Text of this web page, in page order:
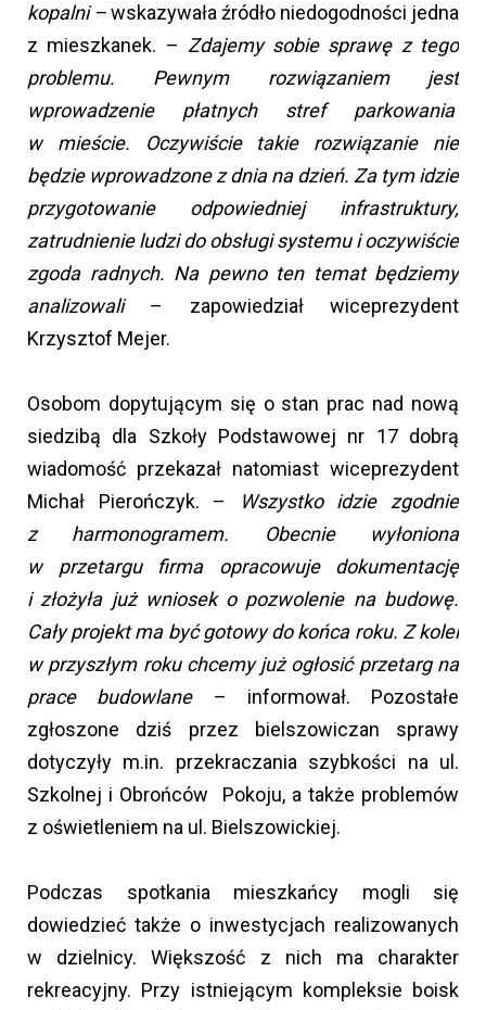
kopalni –wskazywała źródło niedogodności jedna
z mieszkanek. – Zdajemy sobie sprawę z tego
problemu. Pewnym rozwiązaniem jest
wprowadzenie płatnych stref parkowania
w mieście. Oczywiście takie rozwiązanie nie
będzie wprowadzone z dnia na dzień. Za tym idzie
przygotowanie odpowiedniej infrastruktury,
zatrudnienie ludzi do obsługi systemu i oczywiście
zgoda radnych. Na pewno ten temat będziemy
analizowali – zapowiedział wiceprezydent
Krzysztof Mejer.
Osobom dopytującym się o stan prac nad nową
siedzibą dla Szkoły Podstawowej nr 17 dobrą
wiadomość przekazał natomiast wiceprezydent
Michał Pierończyk. –
Wszystko idzie zgodnie
z harmonogramem. Obecnie wyłoniona
w przetargu firma opracowuje dokumentację
i złożyła już wniosek o pozwolenie na budowę.
Cały projekt ma być gotowy do końca roku. Z kolei
w przyszłym roku chcemy już ogłosić przetarg na
prace budowlane – informował. Pozostałe
zgłoszone dziś przez bielszowiczan sprawy
dotyczyły m.in. przekraczania szybkości na ul.
Szkolnej i Obrońców Pokoju, a także problemów
z oświetleniem na ul. Bielszowickiej.
Podczas spotkania mieszkańcy mogli się
dowiedzieć także o inwestycjach realizowanych
w dzielnicy. Większość z nich ma charakter
rekreacyjny. Przy istniejącym kompleksie boisk